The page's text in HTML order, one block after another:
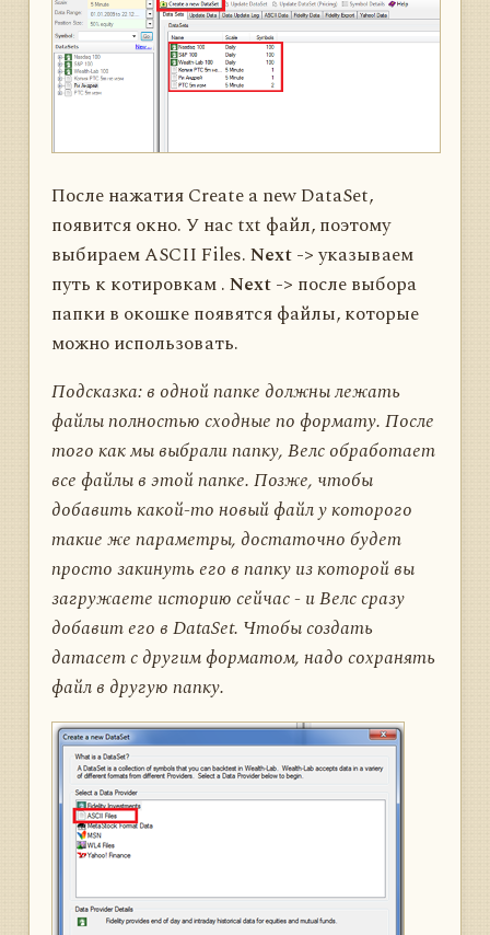
После нажатия Create a new DataSet,
появится окно. У нас txt файл, поэтому
выбираем ASCII Files.Next ->указываем
путь к котировкам .Next -> после выбора
папки в окошке появятся файлы, которые
можно использовать.
Подсказка: в одной папке должны лежать
файлы полностью сходные по формату. После
того как мы выбрали папку, Велс обработает
все файлы в этой папке. Позже, чтобы
добавить какой-то новый файл у которого
такие же параметры, достаточно будет
просто закинуть его в папку из которой вы
загружаете историю сейчас - и Велс сразу
добавит его в DataSet. Чтобы создать
датасет с другим форматом, надо сохранять
файл в другую папку.